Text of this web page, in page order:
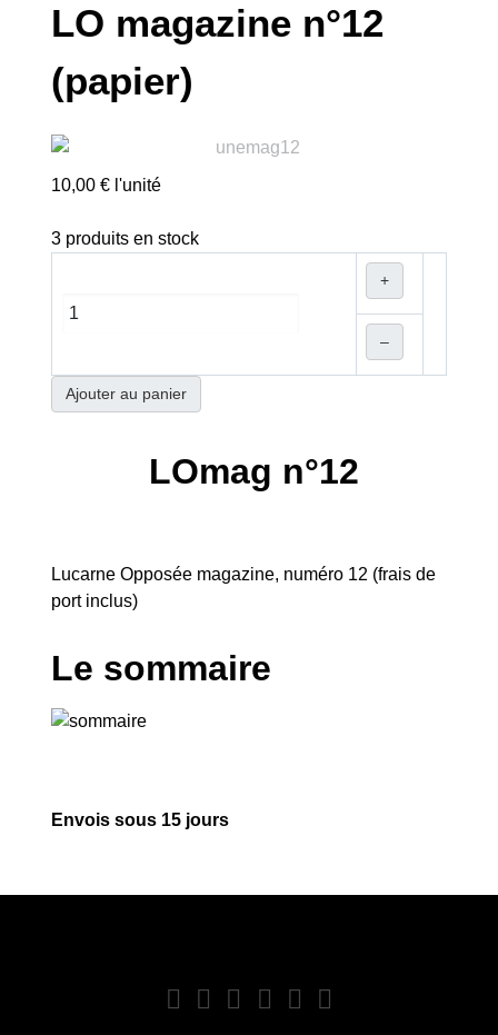
LO magazine n°12
(papier)
10,00 € l'unité
3 produits en stock
+
–
Ajouter au panier
LOmag n°12
Lucarne Opposée magazine, numéro 12 (frais de
port inclus)
Le sommaire
Envois sous 15 jours